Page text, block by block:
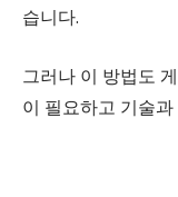
습니다.
그러나 이 방법도
이 필요하고 기술